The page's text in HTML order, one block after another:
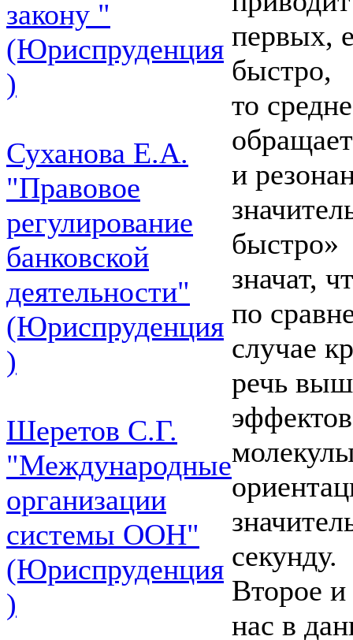
закону "
(Юриспруденция
)
Суханова Е.А.
"Правовое
регулирование
банковской
деятельности"
(Юриспруденция
)
Шеретов С.Г.
"Международные
организации
системы ООН"
(Юриспруденция
)
первых,
быстро,
то
и
быстро»
значат,
по
случае
речь
секунду.
Второе
нас в